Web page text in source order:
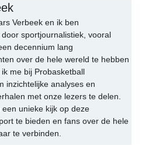
Verbeek en ik ben
sportjournalistiek, vooral
decennium lang
over de hele wereld te hebben
me bij Probasketball
inzichtelijke analyses en
met onze lezers te delen.
unieke kijk op deze
te bieden en fans over de hele
te verbinden.